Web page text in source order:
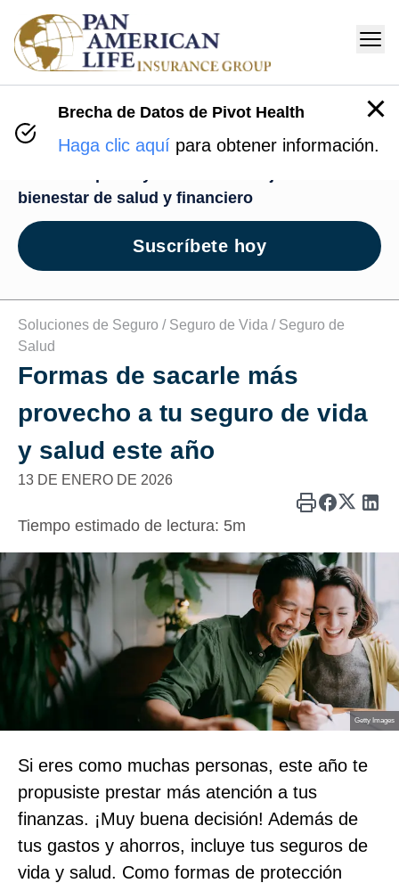
Centro de Bienestar
bienestar de salud y financiero
Suscríbete hoy
Soluciones de Seguro / Seguro de Vida / Seguro de
Salud
Formas de sacarle más
provecho a tu seguro de vida
y salud este año
13 DE ENERO DE 2026
Tiempo estimado de lectura: 5m
Getty Images
Si eres como muchas personas, este año te
propusiste prestar más atención a tus
finanzas. ¡Muy buena decisión! Además de
tus gastos y ahorros, incluye tus seguros de
vida y salud. Como formas de protección
Brecha de Datos de Pivot Health
Haga clic aquí para obtener información.